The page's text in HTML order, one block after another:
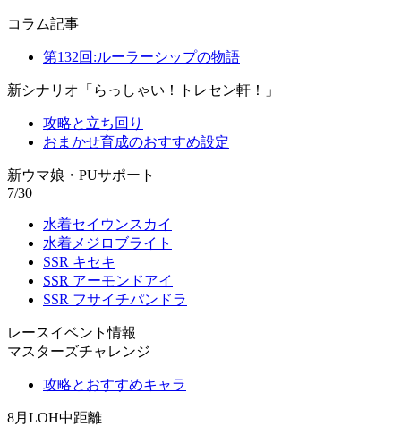
コラム記事
第132回:ルーラーシップの物語
新シナリオ「らっしゃい！トレセン軒！」
攻略と立ち回り
おまかせ育成のおすすめ設定
新ウマ娘・PUサポート
7/30
水着セイウンスカイ
水着メジロブライト
SSR キセキ
SSR アーモンドアイ
SSR フサイチパンドラ
レースイベント情報
マスターズチャレンジ
攻略とおすすめキャラ
8月LOH中距離